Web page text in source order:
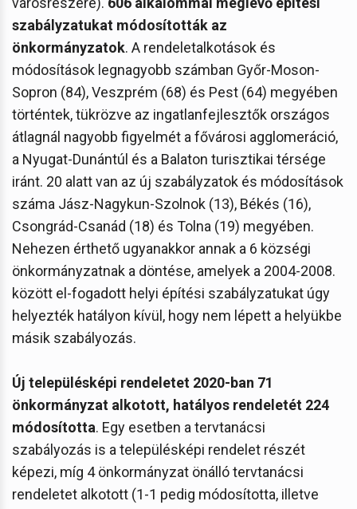
szabályzatukat módosították az
önkormányzatok. A rendeletalkotások és
módosítások legnagyobb számban Győr-Moson-
Sopron (84), Veszprém (68) és Pest (64) megyében
történtek, tükrözve az ingatlanfejlesztők országos
átlagnál nagyobb figyelmét a fővárosi agglomeráció,
a Nyugat-Dunántúl és a Balaton turisztikai térsége
iránt. 20 alatt van az új szabályzatok és módosítások
száma Jász-Nagykun-Szolnok (13), Békés (16),
Csongrád-Csanád (18) és Tolna (19) megyében.
Nehezen érthető ugyanakkor annak a 6 községi
önkormányzatnak a döntése, amelyek a 2004-2008.
között el-fogadott helyi építési szabályzatukat úgy
helyezték hatályon kívül, hogy nem lépett a helyükbe
másik szabályozás.
Új településképi rendeletet 2020-ban 71
önkormányzat alkotott, hatályos rendeletét 224
módosította. Egy esetben a tervtanácsi
szabályozás is a településképi rendelet részét
képezi, míg 4 önkormányzat önálló tervtanácsi
rendeletet alkotott (1-1 pedig módosította, illetve